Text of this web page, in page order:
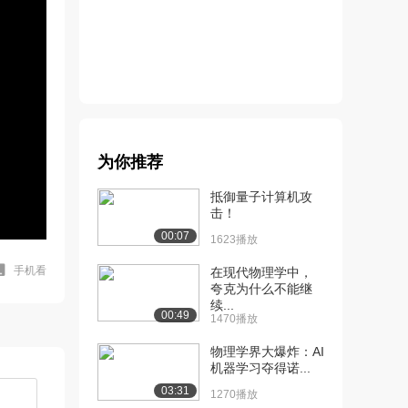
手机看
为你推荐
00:07
抵御量子计算机攻
击！
1623播放
00:49
在现代物理学中，
夸克为什么不能继
续...
1470播放
03:31
物理学界大爆炸：AI
机器学习夺得诺...
1270播放